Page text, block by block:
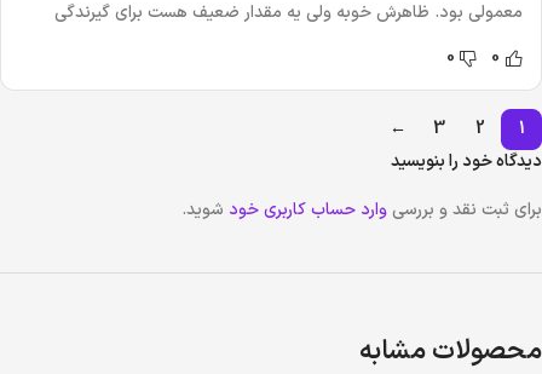
معمولی بود. ظاهرش خوبه ولی یه مقدار ضعیف هست برای گیرندگی
0
0
1
2
3
←
دیدگاه خود را بنویسید
برای ثبت نقد و بررسی وارد حساب کاربری خود شوید.
محصولات مشابه